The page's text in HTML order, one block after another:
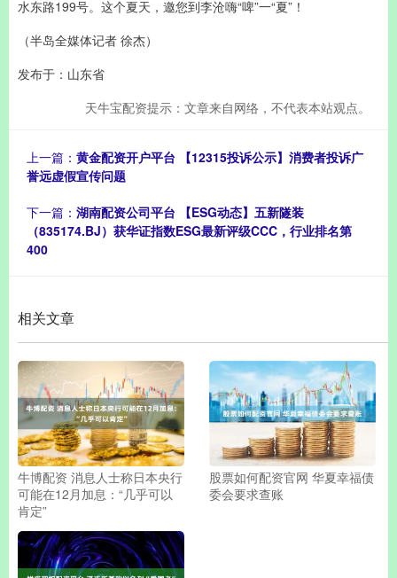
水东路199号。这个夏天，邀您到李沧嗨“啤”一“夏”！
（半岛全媒体记者 徐杰）
发布于：山东省
天牛宝配资提示：文章来自网络，不代表本站观点。
上一篇： 黄金配资开户平台 【12315投诉公示】消费者投诉广
誉远虚假宣传问题
下一篇： 湖南配资公司平台 【ESG动态】五新隧装
（835174.BJ）获华证指数ESG最新评级CCC，行业排名第
400
相关文章
牛博配资 消息人士称日本央行
可能在12月加息：“几乎可以
肯定”
股票如何配资官网 华夏幸福债
委会要求查账